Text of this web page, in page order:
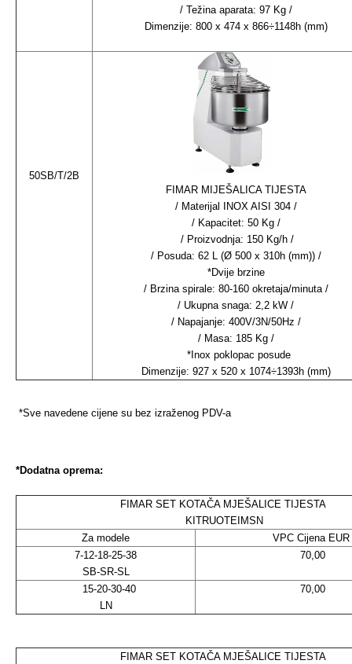
/ Težina aparata: 97 Kg /
Dimenzije: 800 x 474 x 866÷1148h (mm)
50SB/T/2B
FIMAR MIJEŠALICA TIJESTA
/ Materijal INOX AISI 304 /
/ Kapacitet: 50 Kg /
/ Proizvodnja: 150 Kg/h /
/ Posuda: 62 L (Ø 500 x 310h (mm)) /
*Dvije brzine
/ Brzina spirale: 80-160 okretaja/minuta /
/ Ukupna snaga: 2,2 kW /
/ Napajanje: 400V/3N/50Hz /
/ Masa: 185 Kg /
*Inox poklopac posude
Dimenzije: 927 x 520 x 1074÷1393h (mm)
*Sve navedene cijene su bez izraženog PDV-a
*Dodatna oprema:
FIMAR SET KOTAČA MJEŠALICE TIJESTA
KITRUOTEIMSN
Za modele
VPC Cijena EUR
7-12-18-25-38
SB-SR-SL
70,00
15-20-30-40
LN
70,00
FIMAR SET KOTAČA MJEŠALICE TIJESTA